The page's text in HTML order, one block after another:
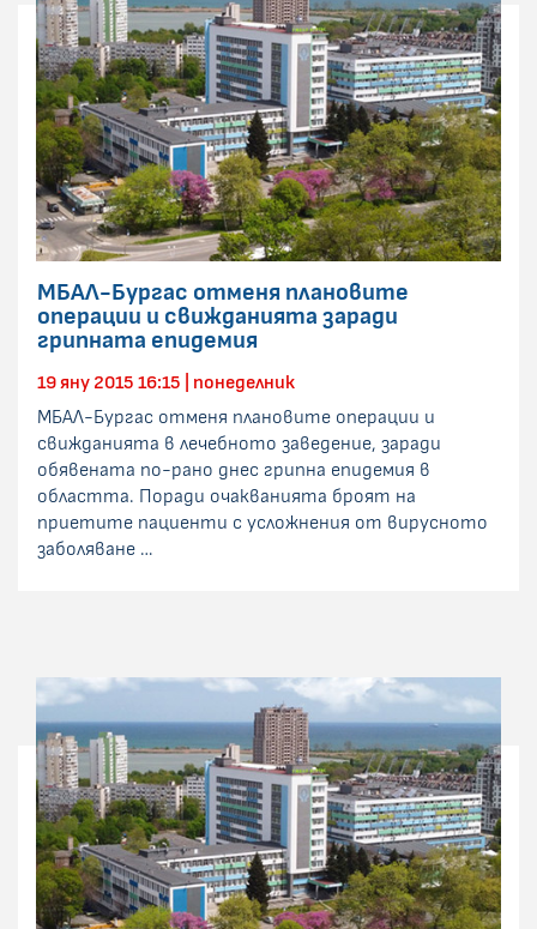
МБАЛ-Бургас отменя плановите
операции и свижданията заради
грипната епидемия
19 яну 2015 16:15 | понеделник
МБАЛ-Бургас отменя плановите операции и
свижданията в лечебното заведение, заради
обявената по-рано днес грипна епидемия в
областта. Поради очакванията броят на
приетите пациенти с усложнения от вирусното
заболяване …